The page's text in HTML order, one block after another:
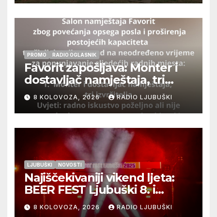
PROMO RADIO OGLASNIK
Favorit zapošljava: Monter i
dostavljač namještaja, tri
izvršitelja
8 KOLOVOZA, 2026 RADIO LJUBUŠKI
LJUBUŠKI NOVOSTI
Najiščekivaniji vikend ljeta:
BEER FEST Ljubuški 8. i
9.kolovoza
8 KOLOVOZA, 2026 RADIO LJUBUŠKI